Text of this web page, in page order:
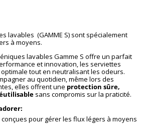
lavables (GAMME S) sont spécialement
à moyens.
lavables Gamme S offre un parfait
et innovation, les serviettes
tout en neutralisant les odeurs.
au quotidien, même lors des
elles offrent une protection sûre,
sans compromis sur la praticité.
conçues pour gérer les flux légers à moyens